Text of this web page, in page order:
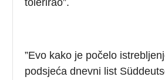
”Evo kako je počelo
podsjeća dnevni list